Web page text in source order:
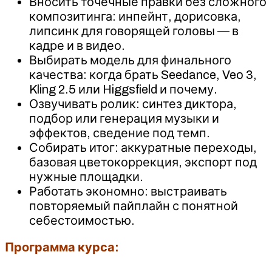
композитинга: инпейнт, дорисовка,
липсинк для говорящей головы — в
кадре и в видео.
Выбирать модель для финального
качества: когда брать Seedance, Veo 3,
Kling 2.5 или Higgsfield и почему.
Озвучивать ролик: синтез диктора,
подбор или генерация музыки и
эффектов, сведение под темп.
Собирать итог: аккуратные переходы,
базовая цветокоррекция, экспорт под
нужные площадки.
Работать экономно: выстраивать
повторяемый пайплайн с понятной
себестоимостью.
Программа курса: